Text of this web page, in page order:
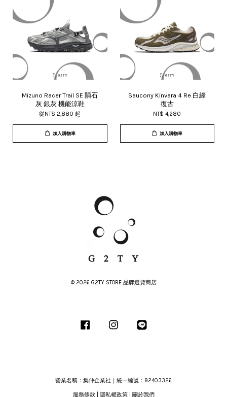
Mizuno Racer Trail SE 隕石
灰 銀灰 機能涼鞋
從NT$ 2,880起
加入購物車
Saucony Kinvara 4 Re 白綠
復古
NT$ 4,280
加入購物車
© 2026 G2TY STORE 品牌選貨商店
Facebook Instagram
營業名稱：集仲企業社｜統一編號：92403326
服務條款 隱私權政策| 關於我們